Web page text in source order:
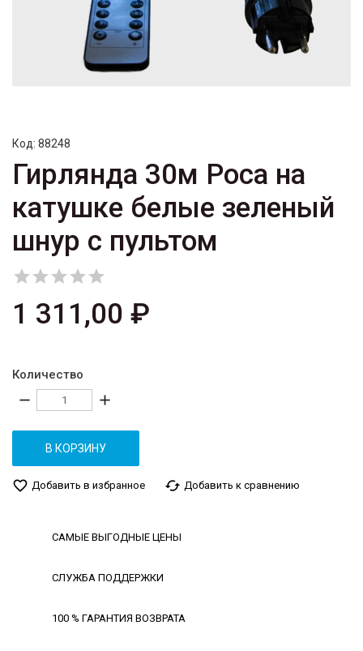
Код: 88248
Гирлянда 30м Роса на
катушке белые зеленый
шнур с пультом

1 311,00 ₽
Количество
remove add
В КОРЗИНУ
favorite_border Добавить в избранное cached Добавить к сравнению
САМЫЕ ВЫГОДНЫЕ ЦЕНЫ
СЛУЖБА ПОДДЕРЖКИ
100 % ГАРАНТИЯ ВОЗВРАТА